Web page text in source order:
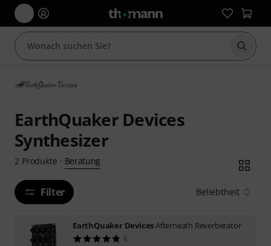
Suche
EarthQuaker Devices
Synthesizer
2 Produkte · Beratung
Filter Beliebtheit
EarthQuaker DevicesAfterneath Reverberator
6